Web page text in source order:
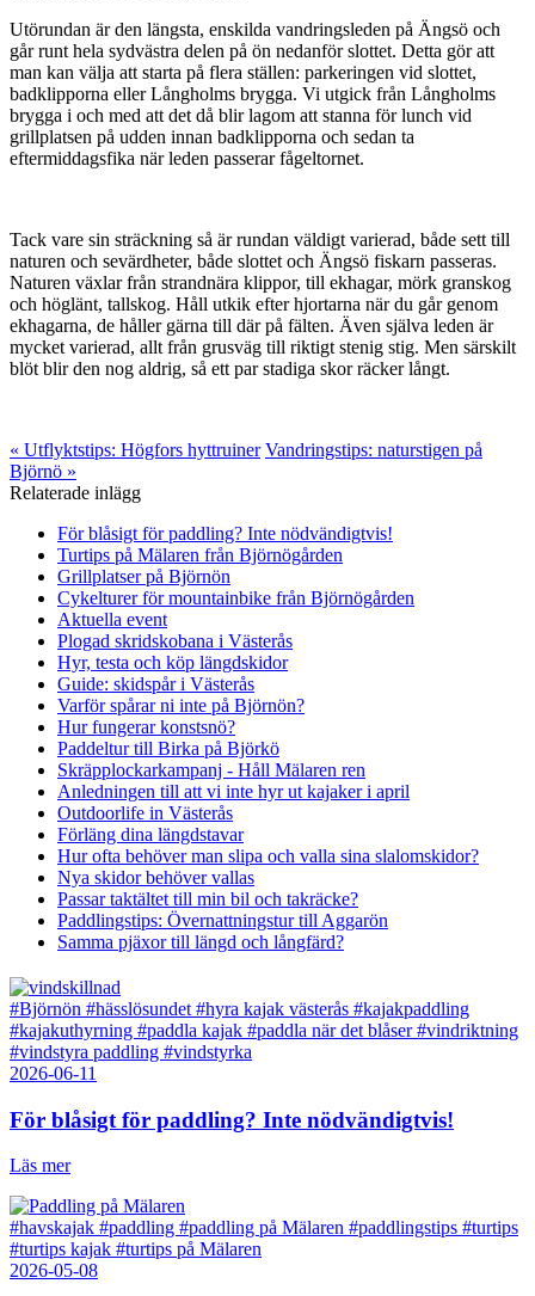
Utörundan är den längsta, enskilda vandringsleden på Ängsö och
går runt hela sydvästra delen på ön nedanför slottet. Detta gör att
man kan välja att starta på flera ställen: parkeringen vid slottet,
badklipporna eller Långholms brygga. Vi utgick från Långholms
brygga i och med att det då blir lagom att stanna för lunch vid
grillplatsen på udden innan badklipporna och sedan ta
eftermiddagsfika när leden passerar fågeltornet.
Tack vare sin sträckning så är rundan väldigt varierad, både sett till
naturen och sevärdheter, både slottet och Ängsö fiskarn passeras.
Naturen växlar från strandnära klippor, till ekhagar, mörk granskog
och höglänt, tallskog. Håll utkik efter hjortarna när du går genom
ekhagarna, de håller gärna till där på fälten. Även själva leden är
mycket varierad, allt från grusväg till riktigt stenig stig. Men särskilt
blöt blir den nog aldrig, så ett par stadiga skor räcker långt.
« Utflyktstips: Högfors hyttruiner Vandringstips: naturstigen på
Björnö »
Relaterade inlägg
För blåsigt för paddling? Inte nödvändigtvis!
Turtips på Mälaren från Björnögården
Grillplatser på Björnön
Cykelturer för mountainbike från Björnögården
Aktuella event
Plogad skridskobana i Västerås
Hyr, testa och köp längdskidor
Guide: skidspår i Västerås
Varför spårar ni inte på Björnön?
Hur fungerar konstsnö?
Paddeltur till Birka på Björkö
Skräpplockarkampanj - Håll Mälaren ren
Anledningen till att vi inte hyr ut kajaker i april
Outdoorlife in Västerås
Förläng dina längdstavar
Hur ofta behöver man slipa och valla sina slalomskidor?
Nya skidor behöver vallas
Passar taktältet till min bil och takräcke?
Paddlingstips: Övernattningstur till Aggarön
Samma pjäxor till längd och långfärd?
#Björnön #hässlösundet #hyra kajak västerås #kajakpaddling
#kajakuthyrning #paddla kajak #paddla när det blåser#vindriktning
#vindstyra paddling #vindstyrka
2026-06-11
För blåsigt för paddling? Inte nödvändigtvis!
Läs mer
#havskajak #paddling #paddling på Mälaren #paddlingstips #turtips
#turtips kajak #turtips på Mälaren
2026-05-08